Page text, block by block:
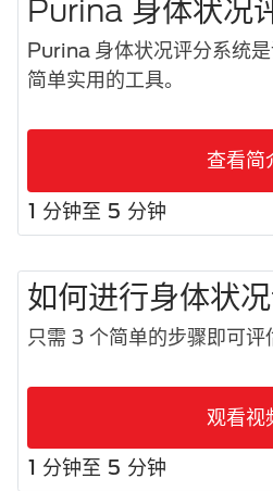
Purina 身体状况
Purina 身体状况评分系统
简单实用的工具。
查看简
1 分钟至 5 分钟
如何进行身体状
只需 3 个简单的步骤即可评
观看视
1 分钟至 5 分钟